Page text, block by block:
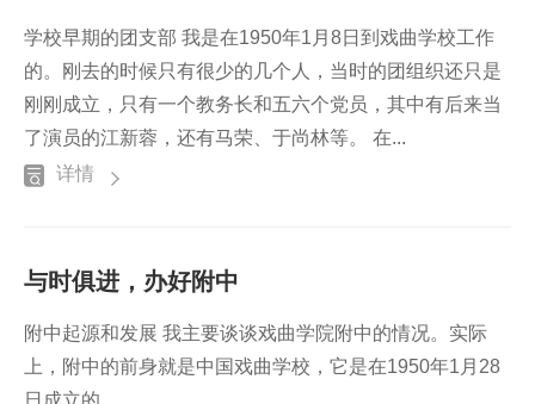
学校早期的团支部 我是在1950年1月8日到戏曲学校工作
的。刚去的时候只有很少的几个人，当时的团组织还只是
刚刚成立，只有一个教务长和五六个党员，其中有后来当
了演员的江新蓉，还有马荣、于尚林等。 在...
详情
与时俱进，办好附中
附中起源和发展 我主要谈谈戏曲学院附中的情况。实际
上，附中的前身就是中国戏曲学校，它是在1950年1月28
日成立的。